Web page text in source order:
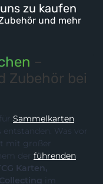
zu kaufen
und mehr
–
Zubehör bei
Sammelkarten,
entstanden. Was vor
mit großer
der führenden
Karten,
im